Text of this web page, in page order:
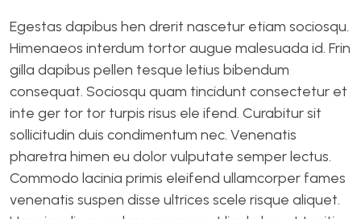
Egestas dapibus hen drerit nascetur etiam sociosqu.
Himenaeos interdum tortor augue malesuada id. Frin
gilla dapibus pellen tesque letius bibendum
consequat. Sociosqu quam tincidunt consectetur et
inte ger tor tor turpis risus ele ifend. Curabitur sit
sollicitudin duis condimentum nec. Venenatis
pharetra himen eu dolor vulputate semper lectus.
Commodo lacinia primis eleifend ullamcorper fames
venenatis suspen disse ultrices scele risque aliquet.